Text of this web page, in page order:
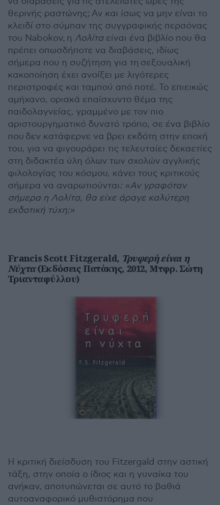
θερινής ραστώνης; Αν και ίσως να μην είναι το
κλειδί στο σύμπαν της συγγραφικής περσόνας
του Nabokov, η Λολίτα είναι ένα βιβλίο που θα
πρέπει οπωσδήποτε να διαβάσεις, ιδίως
σήμερα που η συζήτηση για τη σεξουαλική
κακοποίηση έχει ανοίξει με λιγότερες
περιστροφές και ταμπού από ποτέ. Το επιεικώς
αμήχανο, οριακά επαίσχυντο θέμα της
παιδολαγνείας, γραμμένο με τον πιο
αριστουργηματικό δυνατό τρόπο, σε ένα βιβλίο
που δεν κατάφερνε να βρει εκδότη στην εποχή
του, για να φιγουράρει τις τελευταίες δεκαετίες
στη διδακτέα ύλη όλων των σχολών αγγλικής
φιλολογίας του κόσμου, κάνει τους κριτικούς
σήμερα να αναρωτιούνται: «Αν γραφόταν
σήμερα η Λολίτα, θα είχε άραγε καλύτερη
εκδοτική τύχη;»
Francis Scott Fitzgerald, Τρυφερή είναι η
Νύχτα(Εκδόσεις Πατάκης, 2012, Μτφρ. Σώτη
Τριανταφύλλου)
Η κριτική διείσδυση του Fitzergald στην αστική
τάξη, στην οποία ο ίδιος και η γυναίκα του
ανήκαν, αποτυπώνεται σε αυτό το βαθιά
αυτοαναφορικό μυθιστόρημα που